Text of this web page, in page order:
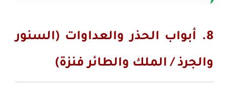
8. أبواب الحذر والعداوات (السنور
والجرذ / الملك والطائر فنزة)